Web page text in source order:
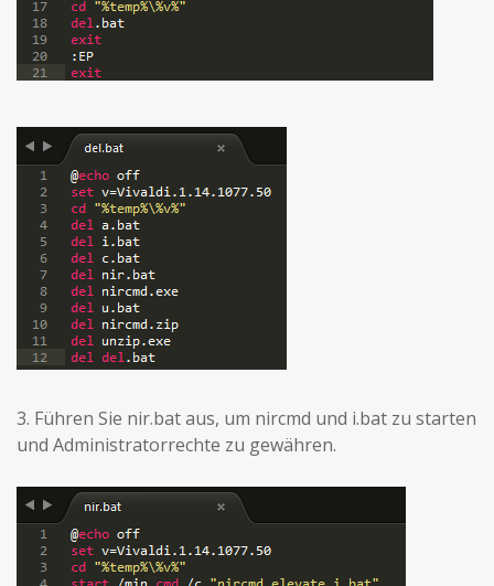
3. Führen Sie nir.bat aus, um nircmd und i.bat zu starten
und Administratorrechte zu gewähren.